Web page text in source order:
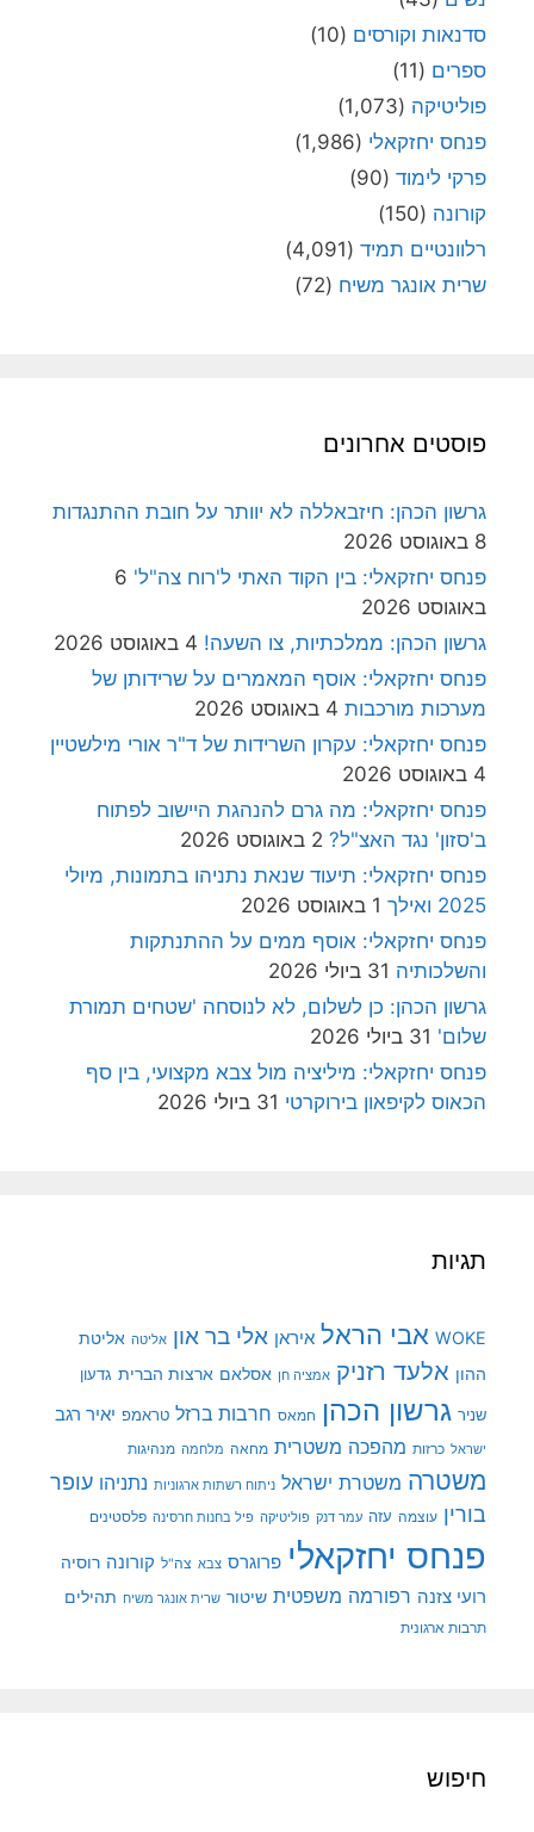
סדנאות וקורסים (10)
ספרים (11)
פוליטיקה (1,073)
פנחס יחזקאלי (1,986)
פרקי לימוד (90)
קורונה (150)
רלוונטיים תמיד (4,091)
שרית אונגר משיח (72)
פוסטים אחרונים
גרשון הכהן: חיזבאללה לא יוותר על חובת ההתנגדות
8 באוגוסט 2026
פנחס יחזקאלי: בין הקוד האתי ל'רוח צה"ל' 6
באוגוסט 2026
גרשון הכהן: ממלכתיות, צו השעה! 4 באוגוסט 2026
פנחס יחזקאלי: אוסף המאמרים על שרידותן של
מערכות מורכבות 4 באוגוסט 2026
פנחס יחזקאלי: עקרון השרידות של ד"ר אורי מילשטיין
4 באוגוסט 2026
פנחס יחזקאלי: מה גרם להנהגת היישוב לפתוח
ב'סזון' נגד האצ"ל? 2 באוגוסט 2026
פנחס יחזקאלי: תיעוד שנאת נתניהו בתמונות, מיולי
2025 ואילך
1 באוגוסט 2026
פנחס יחזקאלי: אוסף ממים על ההתנתקות
והשלכותיה 31 ביולי 2026
גרשון הכהן: כן לשלום, לא לנוסחה 'שטחים תמורת
שלום' 31 ביולי 2026
פנחס יחזקאלי: מיליציה מול צבא מקצועי, בין סף
הכאוס לקיפאון בירוקרטי 31 ביולי 2026
תגיות
WOKE אבי הראל איראן אלי בר און אליטה אליטת
ההון אלעד רזניק אמציה חן אסלאם ארצות הברית גדעון
שניר גרשון הכהן חמאס חרבות ברזל טראמפ יאיר רגב
ישראל כרזות מהפכה משטרית מחאה מלחמה מנהיגות
משטרה משטרת ישראל ניתוח רשתות ארגוניות נתניהו עופר
בורין עוצמה עזה עמר דנק פוליטיקה פיל בחנות חרסינה פלסטינים
פנחס יחזקאלי פרוגרס צבא צה"ל קורונה רוסיה
רועי צזנה רפורמה משפטית שיטור שרית אונגר משיח תהילים
תרבות ארגונית
חיפוש